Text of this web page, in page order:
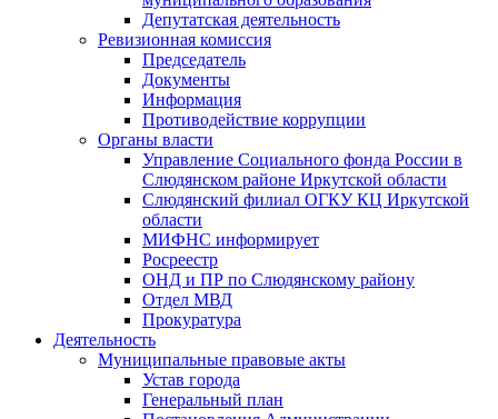
Депутатская деятельность
Ревизионная комиссия
Председатель
Документы
Информация
Противодействие коррупции
Органы власти
Управление Социального фонда России в
Слюдянском районе Иркутской области
Слюдянский филиал ОГКУ КЦ Иркутской
области
МИФНС информирует
Росреестр
ОНД и ПР по Слюдянскому району
Отдел МВД
Прокуратура
Деятельность
Муниципальные правовые акты
Устав города
Генеральный план